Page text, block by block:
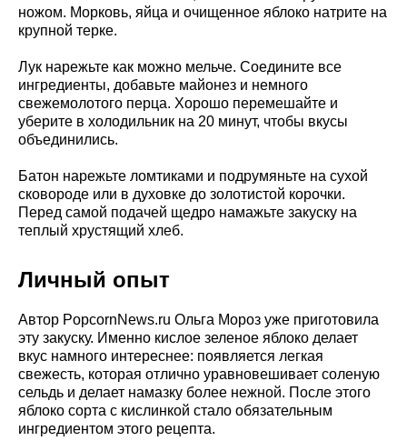
ножом. Морковь, яйца и очищенное яблоко натрите на
крупной терке.
Лук нарежьте как можно мельче. Соедините все
ингредиенты, добавьте майонез и немного
свежемолотого перца. Хорошо перемешайте и
уберите в холодильник на 20 минут, чтобы вкусы
объединились.
Батон нарежьте ломтиками и подрумяньте на сухой
сковороде или в духовке до золотистой корочки.
Перед самой подачей щедро намажьте закуску на
теплый хрустящий хлеб.
Личный опыт
Автор PopcornNews.ru Ольга Мороз уже приготовила
эту закуску. Именно кислое зеленое яблоко делает
вкус намного интереснее: появляется легкая
свежесть, которая отлично уравновешивает соленую
сельдь и делает намазку более нежной. После этого
яблоко сорта с кислинкой стало обязательным
ингредиентом этого рецепта.